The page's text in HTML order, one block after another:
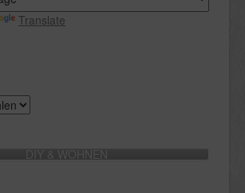
Translate
DIY & WOHNEN